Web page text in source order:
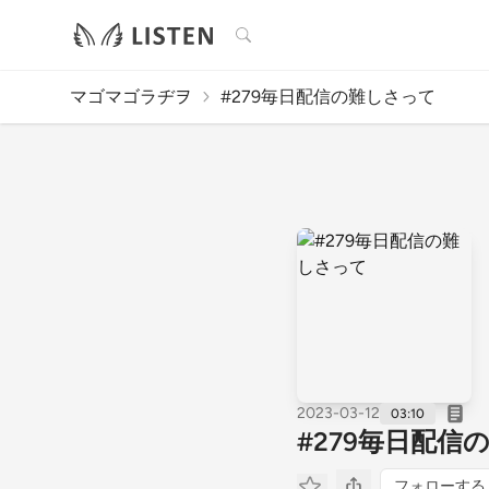
検索
マゴマゴラヂヲ #279毎日配信の難しさって
2023-03-12 03:10
#279毎日配信